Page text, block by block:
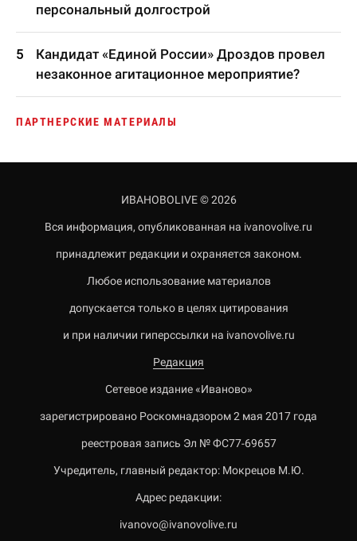
персональный долгострой
Кандидат «Единой России» Дроздов провел
незаконное агитационное мероприятие?
ПАРТНЕРСКИЕ МАТЕРИАЛЫ
ИВАНОВОLIVE © 2026
Вся информация, опубликованная на ivanovolive.ru
принадлежит редакции и охраняется законом.
Любое использование материалов
допускается только в целях цитирования
и при наличии гиперссылки на ivanovolive.ru
Редакция
Сетевое издание «Иваново»
зарегистрировано Роскомнадзором 2 мая 2017 года
реестровая запись Эл № ФС77-69657
Учредитель, главный редактор: Мокрецов М.Ю.
Адрес редакции:
ivanovo@ivanovolive.ru